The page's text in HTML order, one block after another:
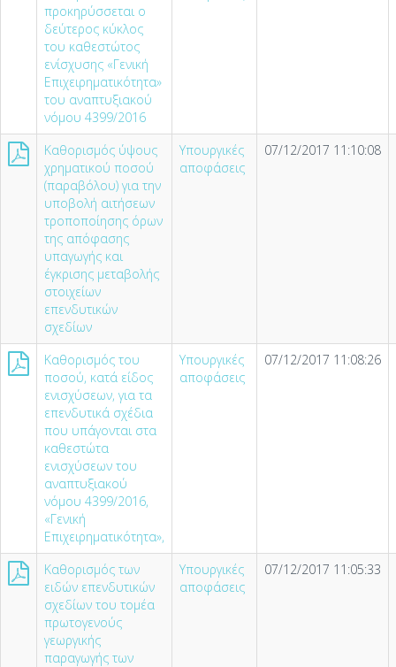
προκηρύσσεται ο
δεύτερος κύκλος
του καθεστώτος
ενίσχυσης «Γενική
Επιχειρηματικότητα»
του αναπτυξιακού
νόμου 4399/2016
Καθορισμός ύψους
χρηματικού ποσού
(παραβόλου) για την
υποβολή αιτήσεων
τροποποίησης όρων
της απόφασης
υπαγωγής και
έγκρισης μεταβολής
στοιχείων
επενδυτικών
σχεδίων
Υπουργικές
αποφάσεις
07/12/2017 11:10:08
Καθορισμός του
ποσού, κατά είδος
ενισχύσεων, για τα
επενδυτικά σχέδια
που υπάγονται στα
καθεστώτα
ενισχύσεων του
αναπτυξιακού
νόμου 4399/2016,
«Γενική
Επιχειρηματικότητα»,
Υπουργικές
αποφάσεις
07/12/2017 11:08:26
Καθορισμός των
ειδών επενδυτικών
σχεδίων του τομέα
πρωτογενούς
γεωργικής
παραγωγής των
Υπουργικές
αποφάσεις
07/12/2017 11:05:33